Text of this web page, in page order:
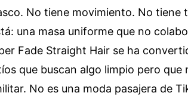
No tiene movimiento. No tiene
una masa uniforme que no
Fade Straight Hair se ha
que buscan algo limpio pero que
No es una moda pasajera de